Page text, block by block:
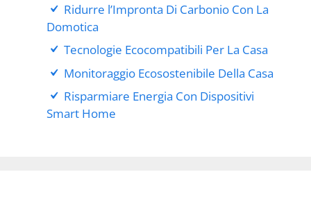
Ridurre l’Impronta Di Carbonio Con La
Domotica
Tecnologie Ecocompatibili Per La Casa
Monitoraggio Ecosostenibile Della Casa
Risparmiare Energia Con Dispositivi
Smart Home